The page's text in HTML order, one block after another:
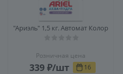
"Ариэль" 1,5 кг. Автомат Колор
Розничная цена
339 ₽/шт 16